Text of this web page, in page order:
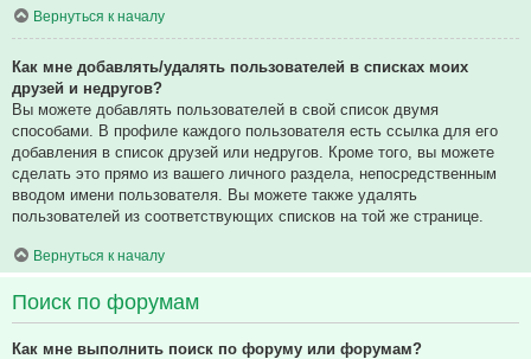
Вернуться к началу
Как мне добавлять/удалять пользователей в списках моих
друзей и недругов?
Вы можете добавлять пользователей в свой список двумя
способами. В профиле каждого пользователя есть ссылка для его
добавления в список друзей или недругов. Кроме того, вы можете
сделать это прямо из вашего личного раздела, непосредственным
вводом имени пользователя. Вы можете также удалять
пользователей из соответствующих списков на той же странице.
Вернуться к началу
Поиск по форумам
Как мне выполнить поиск по форуму или форумам?